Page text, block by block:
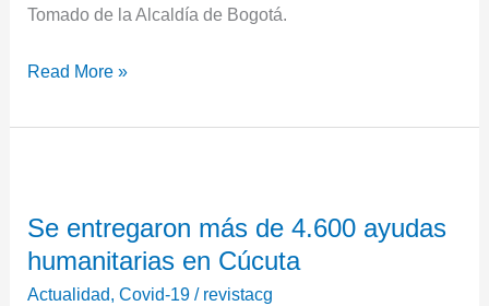
Tomado de la Alcaldía de Bogotá.
Read More »
Se entregaron más de 4.600 ayudas
humanitarias en Cúcuta
Actualidad,Covid-19 / revistacg
más
de
4.600